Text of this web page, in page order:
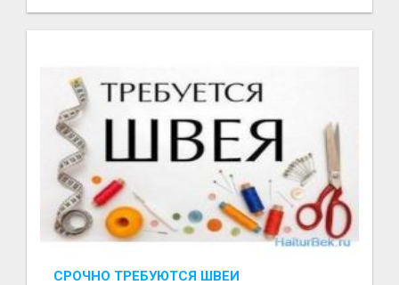
СРОЧНО ТРЕБУЮТСЯ ШВЕИ